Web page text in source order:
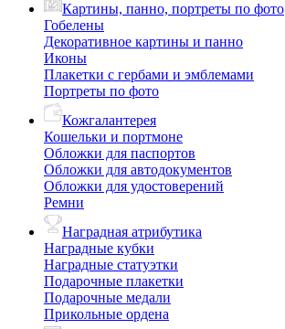
Картины, панно, портреты по фото
Гобелены
Декоративное картины и панно
Иконы
Плакетки с гербами и эмблемами
Портреты по фото
Кожгалантерея
Кошельки и портмоне
Обложки для паспортов
Обложки для автодокументов
Обложки для удостоверений
Ремни
Наградная атрибутика
Наградные кубки
Наградные статуэтки
Подарочные плакетки
Подарочные медали
Прикольные ордена